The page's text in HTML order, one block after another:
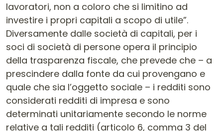
lavoratori, non a coloro che si limitino ad
investire i propri capitali a scopo di utile”.
Diversamente dalle società di capitali, per i
soci di società di persone opera il principio
della trasparenza fiscale, che prevede che – a
prescindere dalla fonte da cui provengano e
quale che sia l’oggetto sociale – i redditi sono
considerati redditi di impresa e sono
determinati unitariamente secondo le norme
relative a tali redditi (articolo 6, comma 3 del